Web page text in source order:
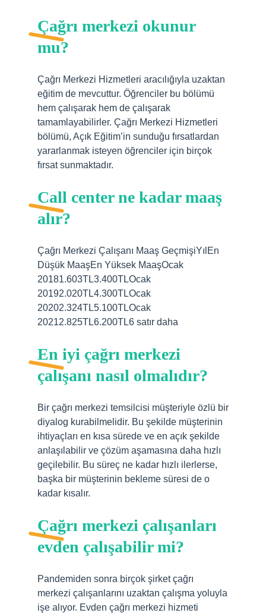
Çağrı merkezi okunur
mu?
Çağrı Merkezi Hizmetleri aracılığıyla uzaktan
eğitim de mevcuttur. Öğrenciler bu bölümü
hem çalışarak hem de çalışarak
tamamlayabilirler. Çağrı Merkezi Hizmetleri
bölümü, Açık Eğitim’in sunduğu fırsatlardan
yararlanmak isteyen öğrenciler için birçok
fırsat sunmaktadır.
Call center ne kadar maaş
alır?
Çağrı Merkezi Çalışanı Maaş GeçmişiYılEn
Düşük MaaşEn Yüksek MaaşOcak
20181.603TL3.400TLOcak
20192.020TL4.300TLOcak
20202.324TL5.100TLOcak
20212.825TL6.200TL6 satır daha
En iyi çağrı merkezi
çalışanı nasıl olmalıdır?
Bir çağrı merkezi temsilcisi müşteriyle özlü bir
diyalog kurabilmelidir. Bu şekilde müşterinin
ihtiyaçları en kısa sürede ve en açık şekilde
anlaşılabilir ve çözüm aşamasına daha hızlı
geçilebilir. Bu süreç ne kadar hızlı ilerlerse,
başka bir müşterinin bekleme süresi de o
kadar kısalır.
Çağrı merkezi çalışanları
evden çalışabilir mi?
Pandemiden sonra birçok şirket çağrı
merkezi çalışanlarını uzaktan çalışma yoluyla
işe alıyor. Evden çağrı merkezi hizmeti